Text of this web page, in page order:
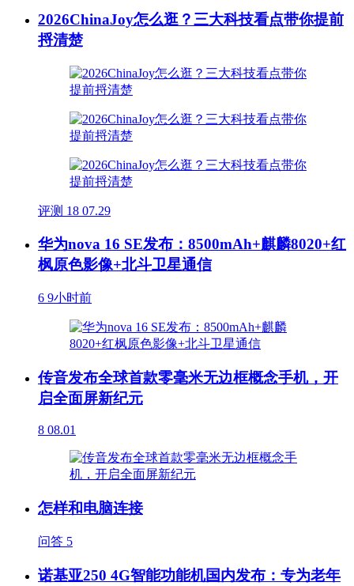
2026ChinaJoy怎么逛？三大科技看点带你提前
捋清楚
评测 18 07.29
华为nova 16 SE发布：8500mAh+麒麟8020+红
枫原色影像+北斗卫星通信
6 9小时前
传音发布全球首款零毫米无边框概念手机，开
启全面屏新纪元
8 08.01
怎样和电脑连接
问答 5
诺基亚250 4G智能功能机国内发布：专为老年